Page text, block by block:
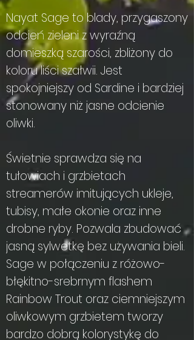
Nayat Sage to blady, przygaszony
odcień zieleni z wyraźną
domieszką szarości, zbliżony do
koloru liści szałwii. Jest
spokojniejszy od Sardine i bardziej
stonowany niż jasne odcienie
oliwki.
Świetnie sprawdza się na
tułowiach i grzbietach
streamerów imitujących ukleje,
tubisy, małe okonie oraz inne
drobne ryby. Pozwala zbudować
jasną sylwetkę bez używania bieli.
Sage w połączeniu z różowo-
błękitno-srebrnym flashem
Rainbow Trout oraz ciemniejszym
oliwkowym grzbietem tworzy
bardzo dobrą kolorystykę do